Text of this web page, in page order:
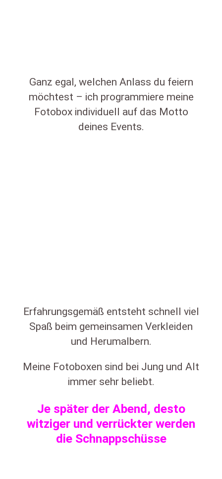
Ganz egal, welchen Anlass du feiern
möchtest – ich programmiere meine
Fotobox individuell auf das Motto
deines Events.
Erfahrungsgemäß entsteht schnell viel
Spaß beim gemeinsamen Verkleiden
und Herumalbern.
Meine Fotoboxen sind bei Jung und Alt
immer sehr beliebt.
Je später der Abend, desto
witziger und verrückter werden
die Schnappschüsse